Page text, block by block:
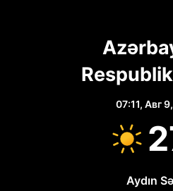
07:11, Авг
Aydın